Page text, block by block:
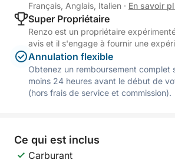
Français, Anglais, Italien · En savoir
Super Propriétaire
Renzo est un propriétaire
avis et il s'engage à fournir une
Annulation flexible
Obtenez un remboursement complet
moins 24 heures avant le début de
(hors frais de service et commission).
Ce qui est inclus
Carburant